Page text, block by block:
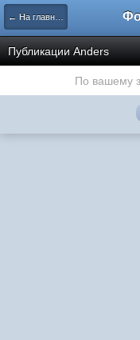
← На главную
Публикации Anders
По вашему